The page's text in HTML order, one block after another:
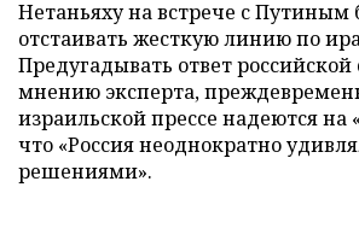
Нетаньяху на встрече с Путиным
отстаивать жесткую линию по
Предугадывать ответ
мнению эксперта,
израильской прессе надеются на
что «Россия неоднократно
решениями».